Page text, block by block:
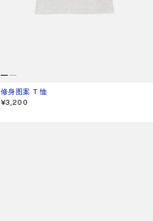
修身图案 T 恤
当前颜色： 麻灰色
價格：¥3,200。
¥3,200